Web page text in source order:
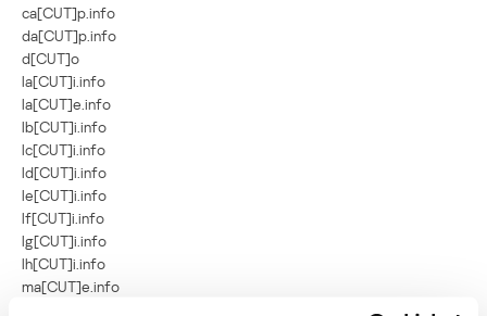
ca[CUT]p.info
da[CUT]p.info
d[CUT]o
la[CUT]i.info
la[CUT]e.info
lb[CUT]i.info
lc[CUT]i.info
ld[CUT]i.info
le[CUT]i.info
lf[CUT]i.info
lg[CUT]i.info
lh[CUT]i.info
ma[CUT]e.info